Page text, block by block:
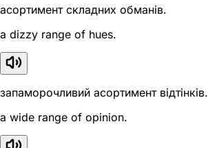
асортимент складних обманів.
a dizzy range of hues.
запаморочливий асортимент відтінків.
a wide range of opinion.